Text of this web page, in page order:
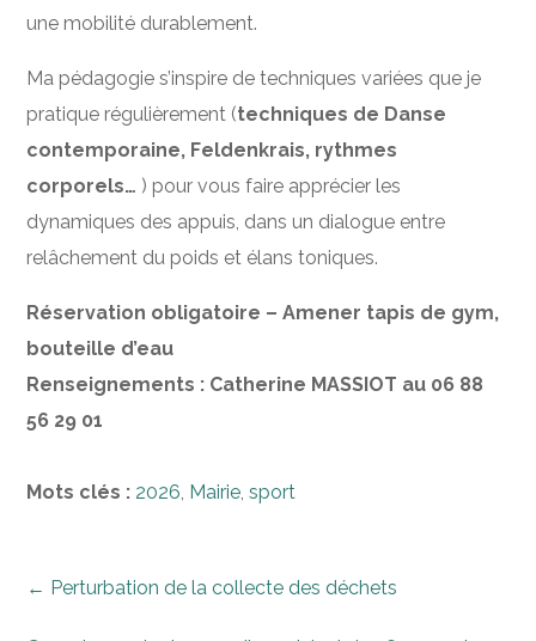
une mobilité durablement.
Ma pédagogie s’inspire de techniques variées que je
pratique régulièrement (techniques de Danse
contemporaine, Feldenkrais, rythmes
corporels… ) pour vous faire apprécier les
dynamiques des appuis, dans un dialogue entre
relâchement du poids et élans toniques.
Réservation obligatoire – Amener tapis de gym,
bouteille d’eau
Renseignements : Catherine MASSIOT au 06 88
56 29 01
Mots clés : 2026, Mairie,sport
← Perturbation de la collecte des déchets